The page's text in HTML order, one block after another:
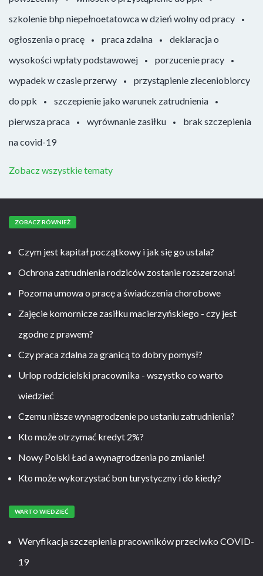
szkolenie bhp niepełnoetatowca w dzień wolny od pracy
ogłoszenia o pracę
praca zdalna
deklaracja o
wysokości wpłaty podstawowej
porzucenie pracy
wypadek w czasie przerwy
przystąpienie zleceniobiorcy
do ppk
szczepienie jako warunek zatrudnienia
pierwsza praca
wyrównanie zasiłku
brak szczepienia
na covid-19
Zobacz wszystkie tematy
ZOBACZ RÓWNIEŻ
Czym jest kapitał początkowy i jak się go ustala?
Ochrona zatrudnienia rodziców zostanie rozszerzona!
Pozorna umowa o pracę a świadczenia chorobowe
Zajęcie komornicze zasiłku macierzyńskiego - czy jest
zgodne z prawem?
Czy praca zdalna za granicą to dobry pomysł?
Urlop rodzicielski pracownika - wszystko co warto
wiedzieć
Czemu niższe wynagrodzenie po ustaniu zatrudnienia?
Kto może otrzymać kredyt 2%?
Nowy Polski Ład a wynagrodzenia po zmianie!
Kto może wykorzystać bon turystyczny i do kiedy?
WARTO WIEDZIEĆ
Weryfikacja szczepienia pracowników przeciwko COVID-
19